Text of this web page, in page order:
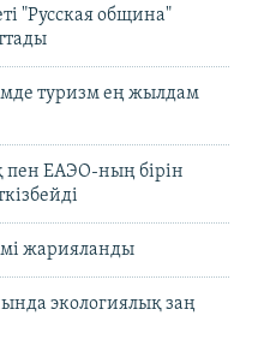
"Русская община"
туризм ең жылдам
ЕАЭО-ның бірін
жарияланды
экологиялық заң